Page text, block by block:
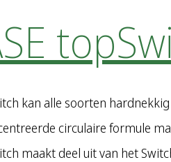
kan alle soorten
circulaire formule
maakt deel uit van het